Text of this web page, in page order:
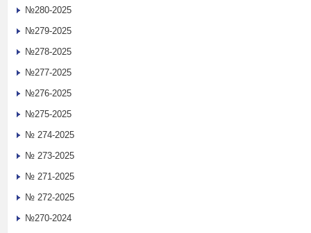
№280-2025
№279-2025
№278-2025
№277-2025
№276-2025
№275-2025
№ 274-2025
№ 273-2025
№ 271-2025
№ 272-2025
№270-2024